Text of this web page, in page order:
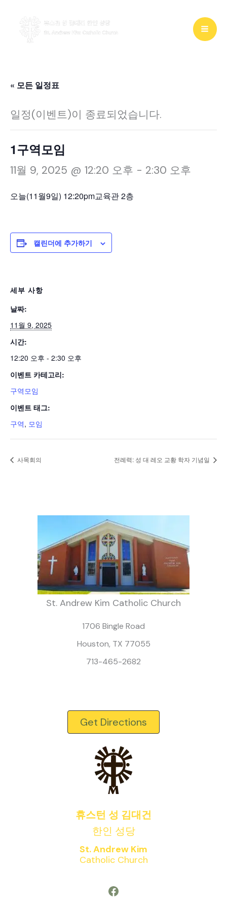
« 모든 일정표
일정(이벤트)이 종료되었습니다.
1구역모임
11월 9, 2025 @ 12:20 오후 - 2:30 오후
오늘(11월9일) 12:20pm교육관 2층
캘린더에 추가하기
세부 사항
날짜:
11월 9, 2025
시간:
12:20 오후 - 2:30 오후
이벤트 카테고리:
구역모임
이벤트 태그:
구역, 모임
사목회의 전례력: 성 대 레오 교황 학자 기념일
St. Andrew Kim Catholic Church
1706 Bingle Road
Houston, TX 77055
713-465-2682
Get Directions
휴스턴 성 김대건
한인 성당
St. Andrew Kim
Catholic Church
Facebook